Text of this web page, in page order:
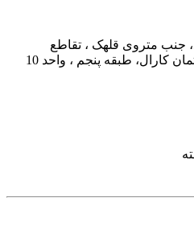
جنب متروی قلهک ، تقاطع
کارال، طبقه پنجم ، واحد 10